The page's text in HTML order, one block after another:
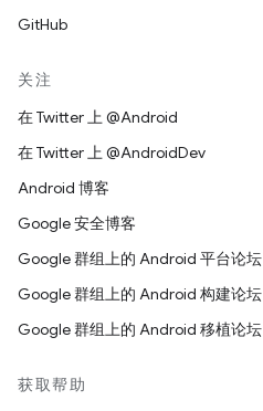
GitHub
关注
在 Twitter 上 @Android
在 Twitter 上 @AndroidDev
Android 博客
Google 安全博客
Google 群组上的 Android 平台论坛
Google 群组上的 Android 构建论坛
Google 群组上的 Android 移植论坛
获取帮助